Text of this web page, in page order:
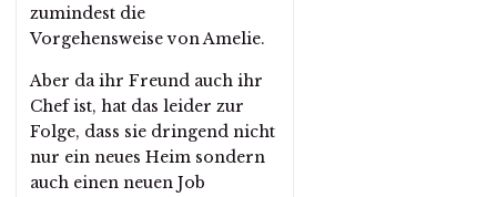
zumindest die
Vorgehensweise von Amelie.
Aber da ihr Freund auch ihr
Chef ist, hat das leider zur
Folge, dass sie dringend nicht
nur ein neues Heim sondern
auch einen neuen Job